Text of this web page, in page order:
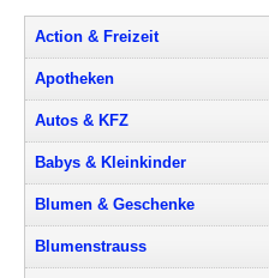
Action & Freizeit
Apotheken
Autos & KFZ
Babys & Kleinkinder
Blumen & Geschenke
Blumenstrauss